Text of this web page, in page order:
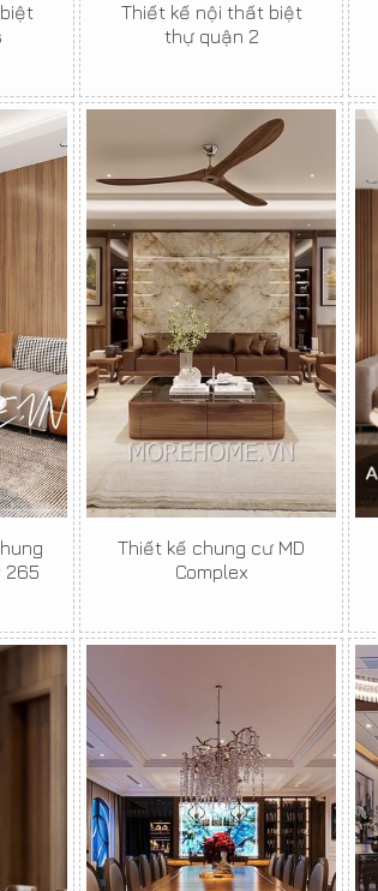
Thiết kế nội thất biệt
thự quận 2
265
Thiết kế chung cư MD
Complex